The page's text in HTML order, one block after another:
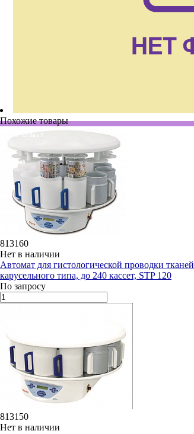
Похожие товары
813160
Нет в наличии
Автомат для гистологической проводки тканей
карусельного типа, до 240 кассет, STP 120
По запросу
813150
Нет в наличии